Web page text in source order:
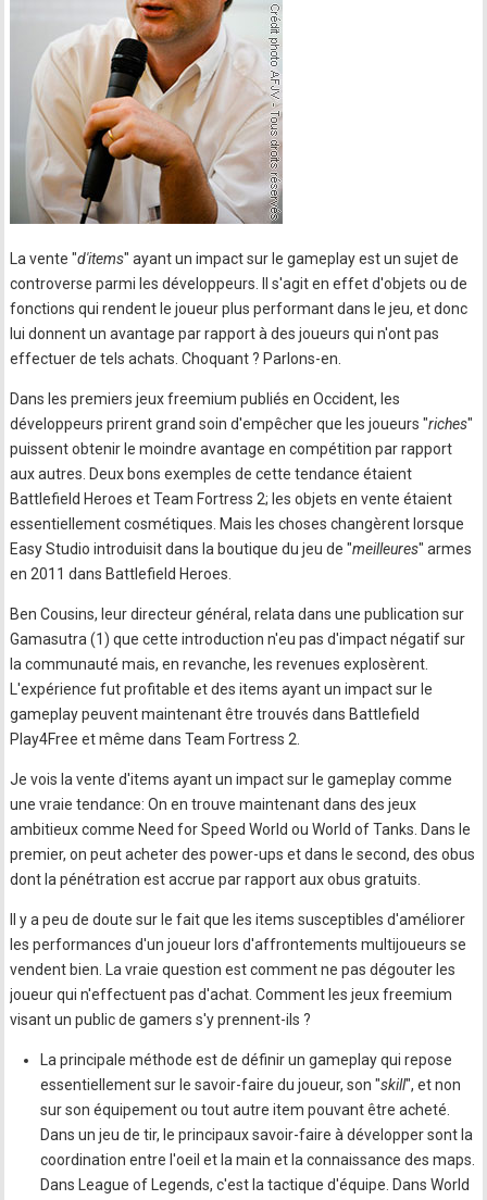
La vente "d'items" ayant un impact sur le gameplay est un sujet de
controverse parmi les développeurs. Il s'agit en effet d'objets ou de
fonctions qui rendent le joueur plus performant dans le jeu, et donc
lui donnent un avantage par rapport à des joueurs qui n'ont pas
effectuer de tels achats. Choquant ? Parlons-en.
Dans les premiers jeux freemium publiés en Occident, les
développeurs prirent grand soin d'empêcher que les joueurs "riches"
puissent obtenir le moindre avantage en compétition par rapport
aux autres. Deux bons exemples de cette tendance étaient
Battlefield Heroes et Team Fortress 2; les objets en vente étaient
essentiellement cosmétiques. Mais les choses changèrent lorsque
Easy Studio introduisit dans la boutique du jeu de "meilleures" armes
en 2011 dans Battlefield Heroes.
Ben Cousins, leur directeur général, relata dans une publication sur
Gamasutra (1) que cette introduction n'eu pas d'impact négatif sur
la communauté mais, en revanche, les revenues explosèrent.
L'expérience fut profitable et des items ayant un impact sur le
gameplay peuvent maintenant être trouvés dans Battlefield
Play4Free et même dans Team Fortress 2.
Je vois la vente d'items ayant un impact sur le gameplay comme
une vraie tendance: On en trouve maintenant dans des jeux
ambitieux comme Need for Speed World ou World of Tanks. Dans le
premier, on peut acheter des power-ups et dans le second, des obus
dont la pénétration est accrue par rapport aux obus gratuits.
Il y a peu de doute sur le fait que les items susceptibles d'améliorer
les performances d'un joueur lors d'affrontements multijoueurs se
vendent bien. La vraie question est comment ne pas dégouter les
joueur qui n'effectuent pas d'achat. Comment les jeux freemium
visant un public de gamers s'y prennent-ils ?
La principale méthode est de définir un gameplay qui repose
essentiellement sur le savoir-faire du joueur, son "skill", et non
sur son équipement ou tout autre item pouvant être acheté.
Dans un jeu de tir, le principaux savoir-faire à développer sont la
coordination entre l'oeil et la main et la connaissance des maps.
Dans League of Legends, c'est la tactique d'équipe. Dans World